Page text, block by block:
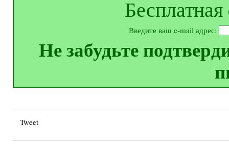
Введите ваш e-mail адрес:
Не забудьте
Tweet